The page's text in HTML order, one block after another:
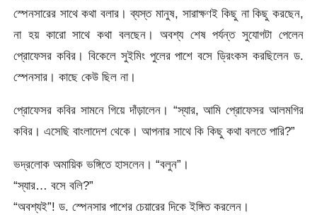
স্পেনসারের সাথে কথা বলার। ব্যস্ত মানুষ, সারাক্ষণই কিছু না কিছু করছেন,
না হয় কারো সাথে কথা বলছেন। অবশ্য শেষ পর্যন্ত সুযোগটা পেলেন
প্রোফেসর কবির। বিকেলে সুইমিং পুলের পাশে বসে ড্রিংকস করছিলেন ড.
স্পেনসার। কাছে কেউ ছিল না।
প্রোফেসর কবির সামনে গিয়ে দাঁড়ালেন। “স্যার, আমি প্রোফেসর আলমগির
কবির। এসেছি বাংলাদেশ থেকে। আপনার সাথে কি কিছু কথা বলতে পারি?”
ভদ্রলোক অমায়িক ভঙ্গিতে হাসলেন। “বলুন”।
“স্যার… বসে বলি?”
“অবশ্যই”! ড. স্পেনসার পাশের চেয়ারের দিকে ইঙ্গিত করলেন।